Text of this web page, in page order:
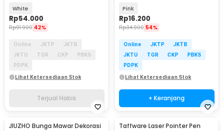
White
Rp54.000
Rp91.900 42%
Online JKTP
JKTB
JKTU
TGR CKP
PBKS
PDPK
Lihat Ketersediaan Stok
Terjual Habis
Pink
Rp16.200
Rp34.900 54%
Online JKTP
JKTB
JKTU
TGR CKP
PBKS
PDPK
Lihat Ketersediaan Stok
+ Keranjang
JIUZHO Bunga Mawar Dekorasi
Taffware Laser Pointer Pen